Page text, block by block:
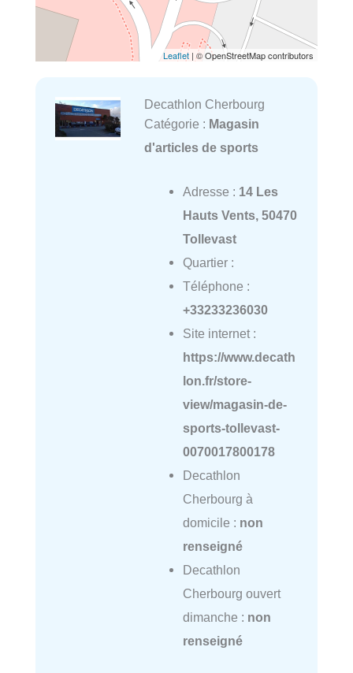
Leaflet | © OpenStreetMap contributors
Decathlon Cherbourg
Catégorie : Magasin
d'articles de sports
Adresse : 14 Les
Hauts Vents, 50470
Tollevast
Quartier :
Téléphone :
+33233236030
Site internet :
https://www.decath
lon.fr/store-
view/magasin-de-
sports-tollevast-
0070017800178
Decathlon
Cherbourg à
domicile : non
renseigné
Decathlon
Cherbourg ouvert
dimanche : non
renseigné